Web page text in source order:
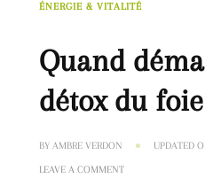
ÉNERGIE & VITALITÉ
Quand
détox du
BY AMBRE VERDON UPDATED
LEAVE A COMMENTON